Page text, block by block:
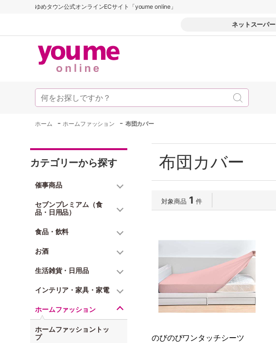
ゆめタウン公式オンラインECサイト「youme online」
ネットスーパー
ホーム -ホームファッション - 布団カバー
カテゴリーから探す
催事商品
セブンプレミアム（食
品・日用品）
食品・飲料
お酒
生活雑貨・日用品
インテリア・家具・家電
ホームファッション
ホームファッショントッ
プ
布団カバー
対象商品 1 件
のびのびワンタッチシーツ